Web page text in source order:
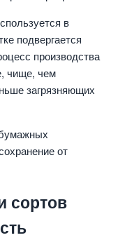
в
подвергается
производства
чище, чем
загрязняющих
от
сортов